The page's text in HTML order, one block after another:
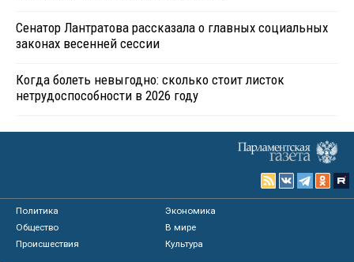
Сенатор Лантратова рассказала о главных социальных
законах весенней сессии
Когда болеть невыгодно: сколько стоит листок
нетрудоспособности в 2026 году
Политика
Экономика
Общество
В мире
Происшествия
Культура